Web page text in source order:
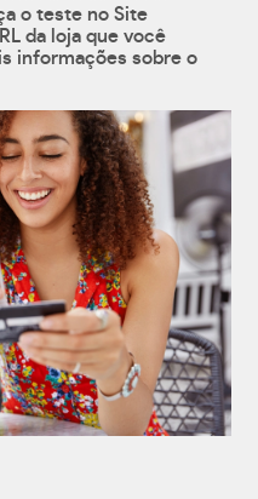
o teste no Site
da loja que você
informações sobre o